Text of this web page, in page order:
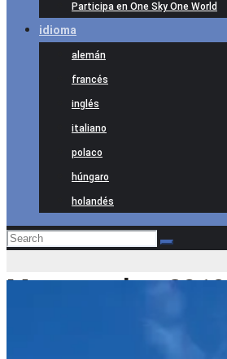
Participa en One Sky One World
idioma
alemán
francés
inglés
italiano
polaco
húngaro
holandés
Mes:octubre 2019